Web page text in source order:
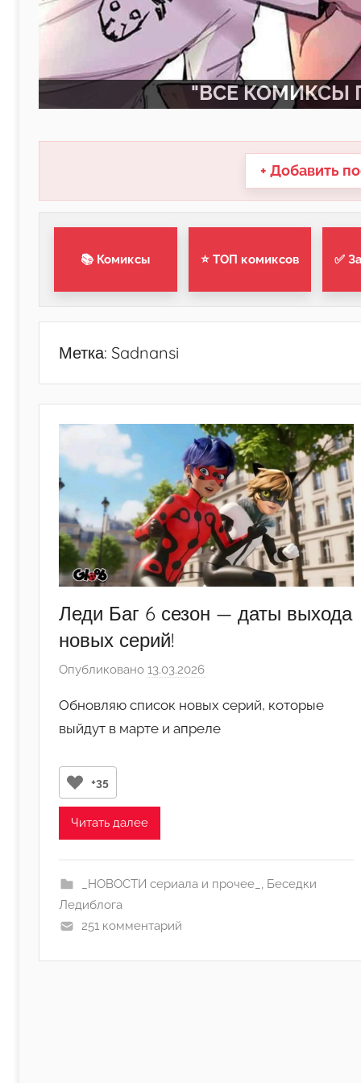
"ВСЕ КОМИКСЫ
+ Добавить
📚 Комиксы ⭐ ТОП комиксов ✅
Метка: Sadnansi
Леди Баг 6 сезон — даты выхода
новых серий!
Опубликовано 13.03.2026
т
о
а
д
Обновляю список новых серий, которые
выйдут в марте и апреле
+35
Читать далее
_НОВОСТИ сериала и прочее_ , Беседки
Ледиблога
251 комментарий